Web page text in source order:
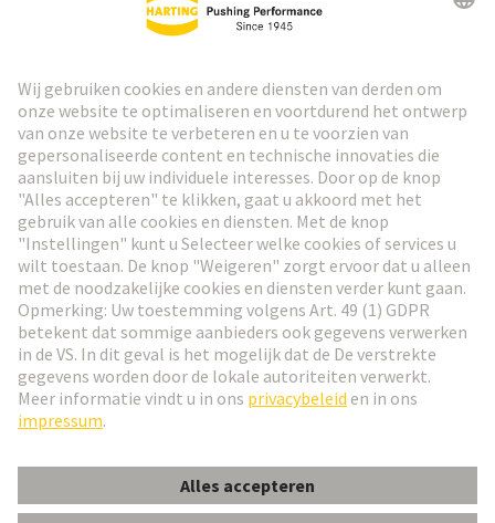
Ga naar registratie
Social Media
Nederlands
© HARTING Technology Group